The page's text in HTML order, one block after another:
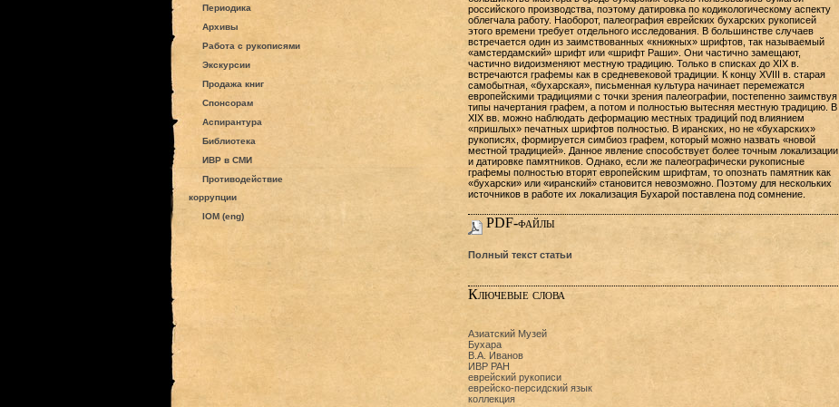
Периодика
Архивы
Работа с рукописями
Экскурсии
Продажа книг
Спонсорам
Аспирантура
Библиотека
ИВР в СМИ
Противодействие
коррупции
IOM (eng)
российского производства, поэтому датировка по кодикологическому аспекту
облегчала работу. Наоборот, палеография еврейских бухарских рукописей
этого времени требует отдельного исследования. В большинстве случаев
встречается один из заимствованных «книжных» шрифтов, так называемый
«амстердамский» шрифт или «шрифт Раши». Они частично замещают,
частично видоизменяют местную традицию. Только в списках до XIX в.
встречаются графемы как в средневековой традиции. К концу XVIII в. старая
самобытная, «бухарская», письменная культура начинает перемежатся
европейскими традициями с точки зрения палеографии, постепенно заимствуя
типы начертания графем, а потом и полностью вытесняя местную традицию. В
XIX вв. можно наблюдать деформацию местных традиций под влиянием
«пришлых» печатных шрифтов полностью. В иранских, но не «бухарских»
рукописях, формируется симбиоз графем, который можно назвать «новой
местной традицией». Данное явление способствует более точным локализации
и датировке памятников. Однако, если же палеографически рукописные
графемы полностью вторят европейским шрифтам, то опознать памятник как
«бухарски» или «иранский» становится невозможно. Поэтому для нескольких
источников в работе их локализация Бухарой поставлена под сомнение.
PDF-файлы
Полный текст статьи
Ключевые слова
Азиатский Музей
Бухара
В.А. Иванов
ИВР РАН
еврейский рукописи
еврейско-персидский язык
коллекция